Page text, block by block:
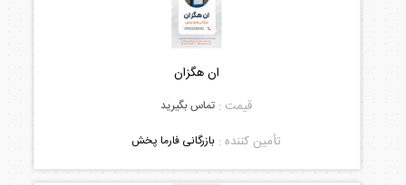
ان هگزان
قیمت :تماس بگیرید
تأمین کننده : بازرگانی فارما پخش